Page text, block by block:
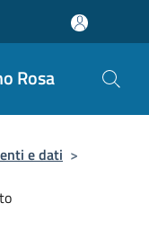
Rosa
e dati >